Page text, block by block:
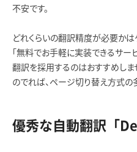
不安です。
どれくらいの翻訳精度が必要かは
「無料でお手軽に実装できるサー
翻訳を採用するのはおすすめしま
のでれば、ページ切り替え方式の
優秀な自動翻訳「